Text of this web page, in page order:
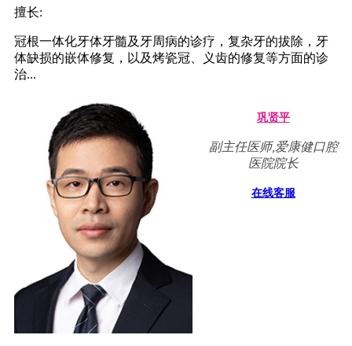
擅长:
冠根一体化牙体牙髓及牙周病的诊疗，复杂牙的拔除，牙
体缺损的嵌体修复，以及烤瓷冠、义齿的修复等方面的诊
治...
巩贤平
副主任医师,爱康健口腔
医院院长
在线客服